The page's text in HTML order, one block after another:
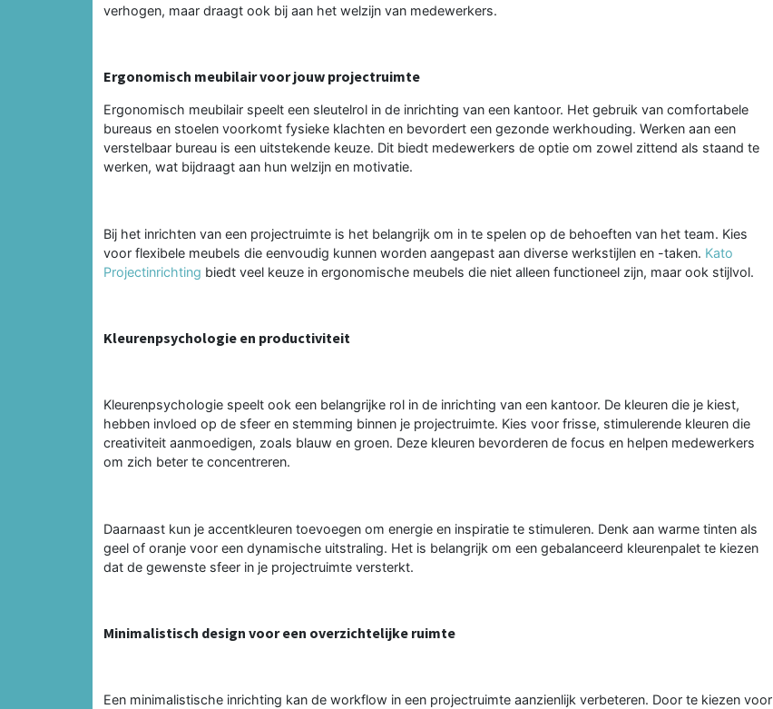
verhogen, maar draagt ook bij aan het welzijn van medewerkers.
Ergonomisch meubilair voor jouw projectruimte
Ergonomisch meubilair speelt een sleutelrol in de inrichting van een kantoor. Het gebruik van comfortabele
bureaus en stoelen voorkomt fysieke klachten en bevordert een gezonde werkhouding. Werken aan een
verstelbaar bureau is een uitstekende keuze. Dit biedt medewerkers de optie om zowel zittend als staand te
werken, wat bijdraagt aan hun welzijn en motivatie.
Bij het inrichten van een projectruimte is het belangrijk om in te spelen op de behoeften van het team. Kies
voor flexibele meubels die eenvoudig kunnen worden aangepast aan diverse werkstijlen en -taken. Kato
Projectinrichting biedt veel keuze in ergonomische meubels die niet alleen functioneel zijn, maar ook stijlvol.
Kleurenpsychologie en productiviteit
Kleurenpsychologie speelt ook een belangrijke rol in de inrichting van een kantoor. De kleuren die je kiest,
hebben invloed op de sfeer en stemming binnen je projectruimte. Kies voor frisse, stimulerende kleuren die
creativiteit aanmoedigen, zoals blauw en groen. Deze kleuren bevorderen de focus en helpen medewerkers
om zich beter te concentreren.
Daarnaast kun je accentkleuren toevoegen om energie en inspiratie te stimuleren. Denk aan warme tinten als
geel of oranje voor een dynamische uitstraling. Het is belangrijk om een gebalanceerd kleurenpalet te kiezen
dat de gewenste sfeer in je projectruimte versterkt.
Minimalistisch design voor een overzichtelijke ruimte
Een minimalistische inrichting kan de workflow in een projectruimte aanzienlijk verbeteren. Door te kiezen voor